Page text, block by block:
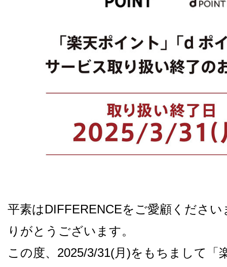
平素はDIFFERENCEをご愛顧くださ
りがとうございます。
この度、2025/3/31(月)をもちまして「